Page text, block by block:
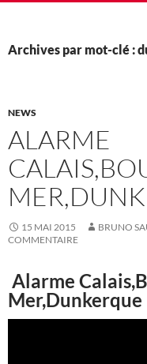
Archives par mot-clé :
NEWS
ALARME
15 MAI 2015 BRUNO
COMMENTAIRE
Alarme
Mer,Dunkerque